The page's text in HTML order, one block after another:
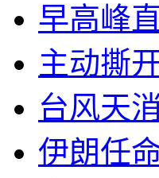
早高峰
主动撕
台风天
伊朗任